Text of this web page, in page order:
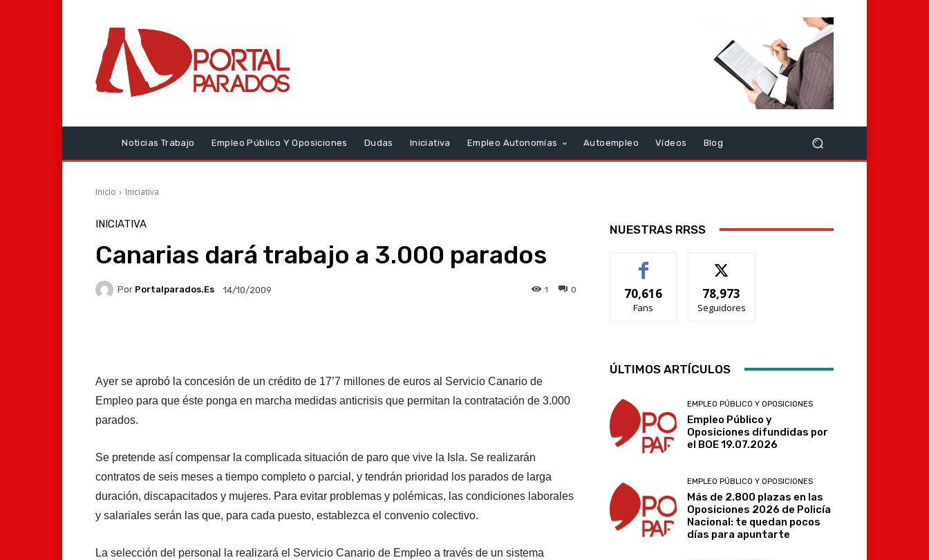
Noticias Trabajo Empleo Público Y Oposiciones Dudas Iniciativa Empleo Autonomías Autoempleo Vídeos Blog
Inicio Iniciativa
INICIATIVA
Canarias dará trabajo a 3.000 parados
Por Portalparados.es 14/10/2009 0
1
Ayer se aprobó la concesión de un crédito de 17’7 millones de euros al Servicio Canario de
Empleo para que éste ponga en marcha medidas anticrisis que permitan la contratación de 3.000
parados.
Se pretende así compensar la complicada situación de paro que vive la Isla. Se realizarán
contratos de seis meses a tiempo completo o parcial, y tendrán prioridad los parados de larga
duración, discapacitados y mujeres. Para evitar problemas y polémicas, las condiciones laborales
y salariales serán las que, para cada puesto, establezca el convenio colectivo.
La selección del personal la realizará el Servicio Canario de Empleo a través de un sistema
NUESTRAS RRSS
70,616
Fans
78,973
Seguidores
ÚLTIMOS ARTÍCULOS
EMPLEO PÚBLICO Y OPOSICIONES
Empleo Público y
Oposiciones difundidas por
el BOE 19.07.2026
EMPLEO PÚBLICO Y OPOSICIONES
Más de 2.800 plazas en las
Oposiciones 2026 de Policía
Nacional: te quedan pocos
días para apuntarte